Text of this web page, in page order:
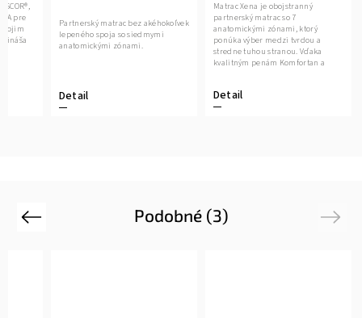
pre
Detail
Partnerský matrac bez akéhokoľvek
lepeného spoja so siedmymi
anatomickými zónami.
Detail
Matrac Xena je obojstranný
partnerský matrac so 7
anatomickými zónami, ktorý
ponúka výber medzi tvrdou a
stredne tuhou stranou. Vďaka
kvalitným penám Komfortan a
Podobné (3)
Previous Next